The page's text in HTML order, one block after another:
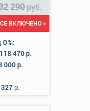
290руб.
ВКЛЮЧЕНО »
118 470 р.
000 р.
р.